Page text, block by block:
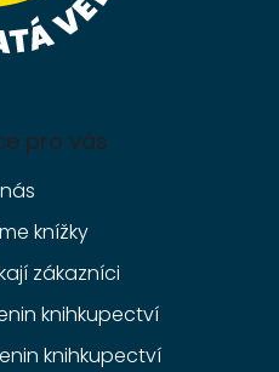
pro vás
knížky
zákazníci
knihkupectví
knihkupectví